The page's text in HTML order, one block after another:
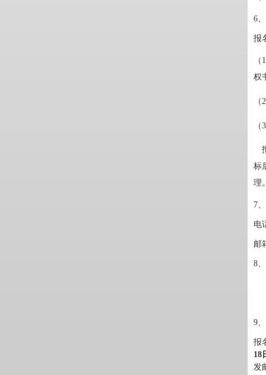
6
报
（
权
（
（
标
理。
7
电
邮
8
9
报
18
发